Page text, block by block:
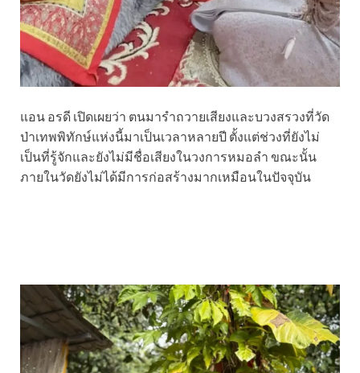
แอน อรดี เปิดเผยว่า ตนมารำถวายเสียงและบวงสรวงที่วัด
ป่าเทพพิทักษ์แห่งนี้มาเป็นเวลาหลายปี ตั้งแต่ช่วงที่ยังไม่
เป็นที่รู้จักและยังไม่มีชื่อเสียงในวงการหมอลำ ขณะนั้น
ภายในวัดยังไม่ได้มีการก่อสร้างมากเหมือนในปัจจุบัน